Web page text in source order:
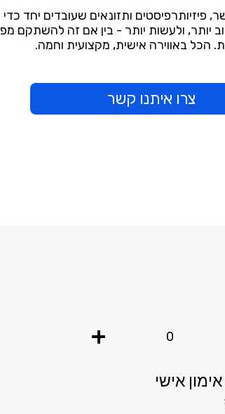
פיזיותרפיסטים ותזונאים שעובדים יחד
יותר, ולעשות יותר - בין אם זה להשתקם
הכל באווירה אישית, מקצועית וחמה.
צרו איתנו קשר
+ 0
אישי